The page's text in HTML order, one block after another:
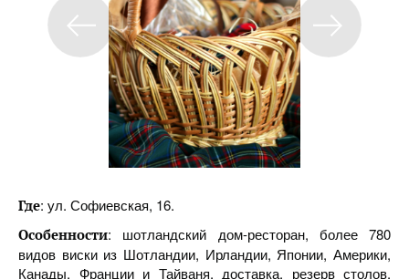
Где: ул. Софиевская, 16.
Особенности: шотландский дом-ресторан, более 780
видов виски из Шотландии, Ирландии, Японии, Америки,
Канады, Франции и Тайваня, доставка, резерв столов,